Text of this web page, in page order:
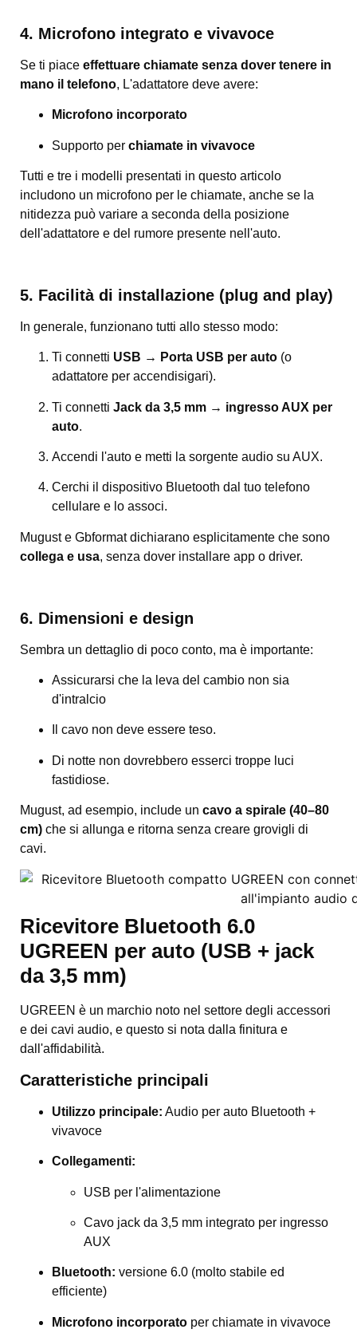
4. Microfono integrato e vivavoce
Se ti piace effettuare chiamate senza dover tenere in
mano il telefono, L'adattatore deve avere:
Microfono incorporato
Supporto per chiamate in vivavoce
Tutti e tre i modelli presentati in questo articolo
includono un microfono per le chiamate, anche se la
nitidezza può variare a seconda della posizione
dell'adattatore e del rumore presente nell'auto.
5. Facilità di installazione (plug and play)
In generale, funzionano tutti allo stesso modo:
Ti connetti USB → Porta USB per auto (o
adattatore per accendisigari).
Ti connetti Jack da 3,5 mm → ingresso AUX per
auto.
Accendi l'auto e metti la sorgente audio su AUX.
Cerchi il dispositivo Bluetooth dal tuo telefono
cellulare e lo associ.
Mugust e Gbformat dichiarano esplicitamente che sono
collega e usa, senza dover installare app o driver.
6. Dimensioni e design
Sembra un dettaglio di poco conto, ma è importante:
Assicurarsi che la leva del cambio non sia
d'intralcio
Il cavo non deve essere teso.
Di notte non dovrebbero esserci troppe luci
fastidiose.
Mugust, ad esempio, include un cavo a spirale (40–80
cm) che si allunga e ritorna senza creare grovigli di
cavi.
Ricevitore Bluetooth 6.0
UGREEN per auto (USB + jack
da 3,5 mm)
UGREEN è un marchio noto nel settore degli accessori
e dei cavi audio, e questo si nota dalla finitura e
dall'affidabilità.
Caratteristiche principali
Utilizzo principale: Audio per auto Bluetooth +
vivavoce
Collegamenti:
USB per l'alimentazione
Cavo jack da 3,5 mm integrato per ingresso
AUX
Bluetooth: versione 6.0 (molto stabile ed
efficiente)
Microfono incorporato per chiamate in vivavoce